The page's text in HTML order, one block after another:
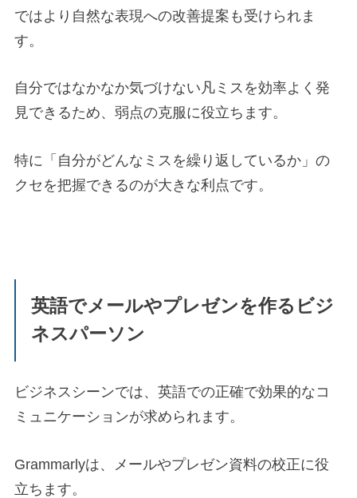
ではより自然な表現への改善提案も受けられま
す。
自分ではなかなか気づけない凡ミスを効率よく発
見できるため、弱点の克服に役立ちます。
特に「自分がどんなミスを繰り返しているか」の
クセを把握できるのが大きな利点です。
英語でメールやプレゼンを作るビジ
ネスパーソン
ビジネスシーンでは、英語での正確で効果的なコ
ミュニケーションが求められます。
Grammarlyは、メールやプレゼン資料の校正に役
立ちます。